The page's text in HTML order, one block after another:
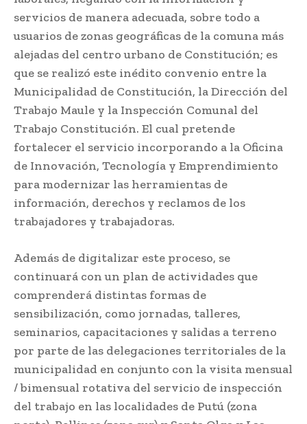
servicios de manera adecuada, sobre todo a
usuarios de zonas geográficas de la comuna más
alejadas del centro urbano de Constitución; es
que se realizó este inédito convenio entre la
Municipalidad de Constitución, la Dirección del
Trabajo Maule y la Inspección Comunal del
Trabajo Constitución. El cual pretende
fortalecer el servicio incorporando a la Oficina
de Innovación, Tecnología y Emprendimiento
para modernizar las herramientas de
información, derechos y reclamos de los
trabajadores y trabajadoras.
Además de digitalizar este proceso, se
continuará con un plan de actividades que
comprenderá distintas formas de
sensibilización, como jornadas, talleres,
seminarios, capacitaciones y salidas a terreno
por parte de las delegaciones territoriales de la
municipalidad en conjunto con la visita mensual
/ bimensual rotativa del servicio de inspección
del trabajo en las localidades de Putú (zona